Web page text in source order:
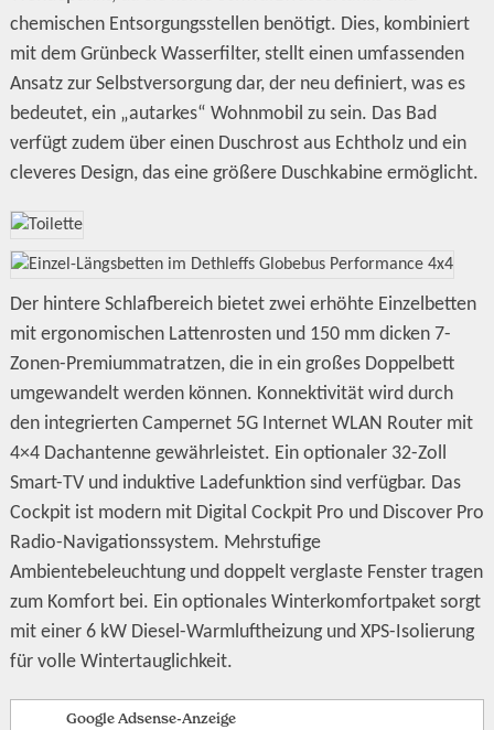
chemischen Entsorgungsstellen benötigt. Dies, kombiniert
mit dem Grünbeck Wasserfilter, stellt einen umfassenden
Ansatz zur Selbstversorgung dar, der neu definiert, was es
bedeutet, ein „autarkes“ Wohnmobil zu sein. Das Bad
verfügt zudem über einen Duschrost aus Echtholz und ein
cleveres Design, das eine größere Duschkabine ermöglicht.
Der hintere Schlafbereich bietet zwei erhöhte Einzelbetten
mit ergonomischen Lattenrosten und 150 mm dicken 7-
Zonen-Premiummatratzen, die in ein großes Doppelbett
umgewandelt werden können. Konnektivität wird durch
den integrierten Campernet 5G Internet WLAN Router mit
4×4 Dachantenne gewährleistet. Ein optionaler 32-Zoll
Smart-TV und induktive Ladefunktion sind verfügbar. Das
Cockpit ist modern mit Digital Cockpit Pro und Discover Pro
Radio-Navigationssystem. Mehrstufige
Ambientebeleuchtung und doppelt verglaste Fenster tragen
zum Komfort bei. Ein optionales Winterkomfortpaket sorgt
mit einer 6 kW Diesel-Warmluftheizung und XPS-Isolierung
für volle Wintertauglichkeit.
Google Adsense-Anzeige